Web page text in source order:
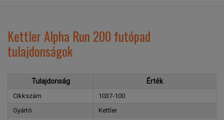
Kettler Alpha Run 200 futópad
tulajdonságok
Tulajdonság Érték
Cikkszám
1037-100
Gyártó
Kettler